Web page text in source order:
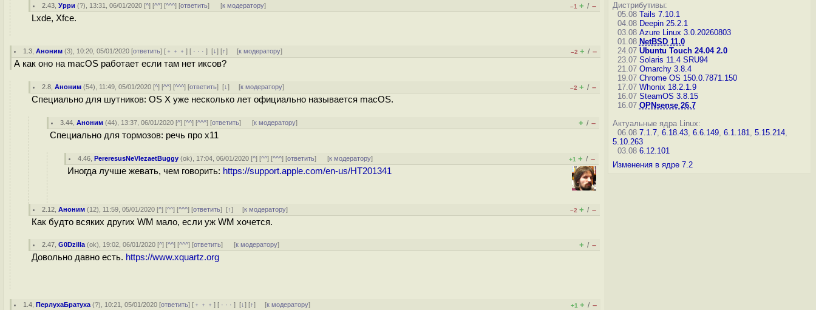
2.43 ,Урри (?), 13:31, 06/01/2020 [^] [^^] [^^^] [ответить] [к модератору] –1 + / –
Lxde, Xfce.
1.3 ,Аноним (3), 10:20, 05/01/2020 [ответить] [ ﹢﹢﹢] [ · · ·][↓] [↑] [к модератору] –2 + / –
А как оно на macOS работает если там нет иксов?
2.8 ,Аноним (54), 11:49, 05/01/2020 [^] [^^] [^^^] [ответить][↓] [к модератору] –2 + / –
Специально для шутников: OS X уже несколько лет официально называется macOS.
3.44 ,Аноним (44), 13:37, 06/01/2020 [^] [^^] [^^^] [ответить] [к модератору] + / –
Специально для тормозов: речь про x11
4.46 ,PereresusNeVlezaetBuggy (ok), 17:04, 06/01/2020 [^] [^^] [^^^] [ответить] [к модератору] +1 + / –
Иногда лучше жевать, чем говорить: https://support.apple.com/en-us/HT201341
2.12 ,Аноним (12), 11:59, 05/01/2020 [^] [^^] [^^^] [ответить][↑] [к модератору] –2 + / –
Как будто всяких других WM мало, если уж WM хочется.
2.47 ,G0Dzilla (ok), 19:02, 06/01/2020 [^] [^^] [^^^] [ответить] [к модератору] + / –
Довольно давно есть. https://www.xquartz.org
1.4 ,ПерлухаБратуха (?), 10:21, 05/01/2020 [ответить] [ ﹢﹢﹢] [ · · ·][↓] [↑] [к модератору] +1 + / –
Дистрибутивы:
05.08 Tails 7.10.1
04.08 Deepin 25.2.1
03.08 Azure Linux 3.0.20260803
01.08 NetBSD 11.0
24.07 Ubuntu Touch 24.04 2.0
23.07 Solaris 11.4 SRU94
21.07 Omarchy 3.8.4
19.07 Chrome OS 150.0.7871.150
17.07 Whonix 18.2.1.9
16.07 SteamOS 3.8.15
16.07 OPNsense 26.7
Актуальные ядра Linux:
06.08 7.1.7, 6.18.43, 6.6.149, 6.1.181, 5.15.214,
5.10.263
03.08 6.12.101
Изменения в ядре 7.2